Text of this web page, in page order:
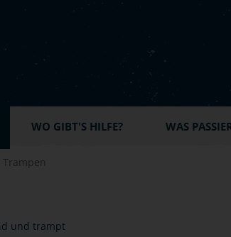
WO GIBT'S HILFE? WAS
Trampen